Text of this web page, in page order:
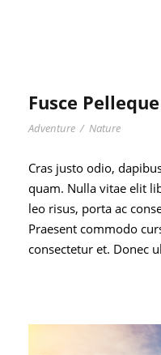
Fusce
Adventure / Nature
Cras justo odio,
quam. Nulla vitae elit
leo risus, porta ac
Praesent commodo
consectetur et. Donec